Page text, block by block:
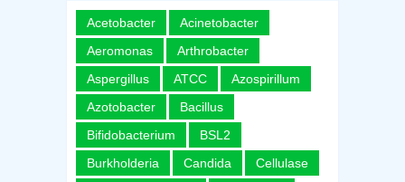
Acetobacter
Acinetobacter
Aeromonas
Arthrobacter
Aspergillus
ATCC
Azospirillum
Azotobacter
Bacillus
Bifidobacterium
BSL2
Burkholderia
Candida
Cellulase